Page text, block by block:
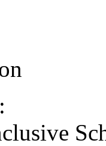
عنوان الكتاب: